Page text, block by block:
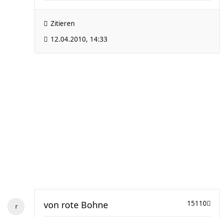
Zitieren
12.04.2010, 14:33
15110
von rote Bohne